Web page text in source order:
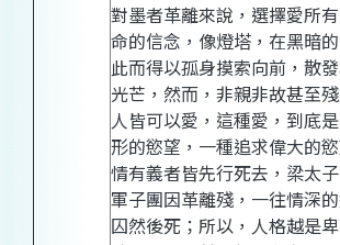
對墨者革離來說，選擇愛所
命的信念，像燈塔，在黑暗
此而得以孤身摸索向前，散
光芒，然而，非親非故甚至
人皆可以愛，這種愛，到底
形的慾望，一種追求偉大的
情有義者皆先行死去，梁太
軍子團因革離殘，一往情深
囚然後死；所以，人格越是